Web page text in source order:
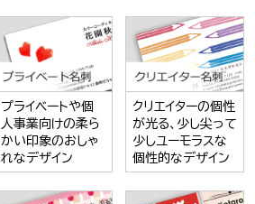
プライベートや個
人事業向けの柔ら
かい印象のおしゃ
れなデザイン
クリエイターの個性
が光る、少し尖って
少しユーモラスな
個性的なデザイン